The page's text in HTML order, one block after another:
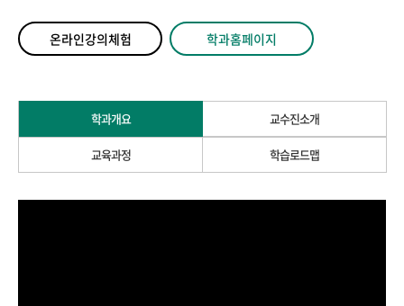
온라인강의체험 학과홈페이지
학과개요 교수진소개
교육과정 학습로드맵